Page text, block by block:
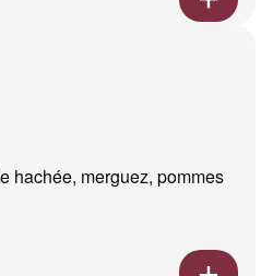
hachée, merguez, pommes